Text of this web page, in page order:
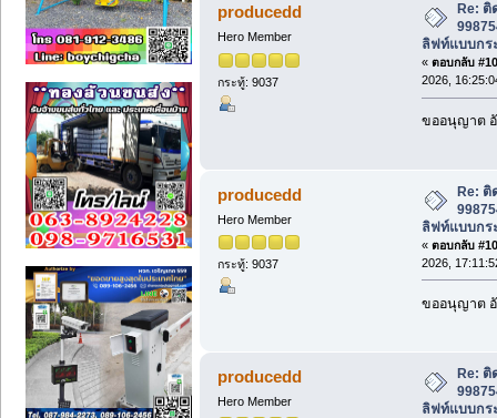
producedd
Hero Member
กระทู้: 9037
Re: ติ
ลิฟท์แบบกร
« ตอบกลับ
2026,
ขออนุญาต
producedd
Hero Member
กระทู้: 9037
Re: ติ
ลิฟท์แบบกร
« ตอบกลับ
2026,
ขออนุญาต
producedd
Hero Member
Re: ติ
ลิฟท์แบบกร